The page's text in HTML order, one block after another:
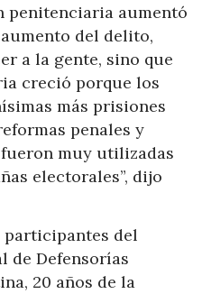
penitenciaria aumentó
del delito,
a la gente, sino que
creció porque los
más prisiones
penales y
muy utilizadas
electorales”, dijo
participantes del
de Defensorías
20 años de la